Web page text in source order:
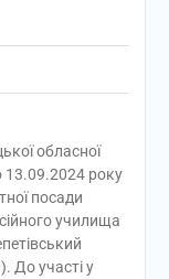
обласної
13.09.2024 року
посади
училища
До участі у